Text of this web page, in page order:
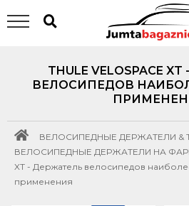
THULE VELOSPACE
ВЕЛОСИПЕДОВ
ВЕЛОСИПЕДНЫЕ ДЕРЖАТЕЛИ &
ВЕЛОСИПЕДНЫЕ ДЕРЖАТЕЛИ НА
XT - Держатель велосипедов
применения